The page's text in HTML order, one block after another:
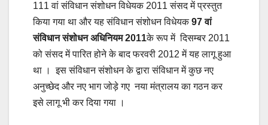
111 वां संविधान संशोधन विधेयक 2011 संसद में प्रस्तुत
किया गया था और यह संविधान संशोधन विधेयक97 वां
संविधान संशोधन अधिनियम 2011के रूप में दिसम्बर 2011
को संसद में पारित होने के बाद फरवरी 2012 में यह लागू हुआ
था । इस संविधान संशोधन के द्वारा संविधान में कुछ नए
अनुच्छेद और नए भाग जोड़े गए नया मंत्रालय का गठन कर
इसे लागू भी कर दिया गया ।